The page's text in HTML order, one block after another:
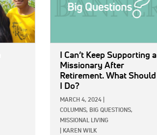
I Can’t Keep Supporting a
Missionary After
Retirement. What Should
I Do?
MARCH 4, 2024
COLUMNS, BIG QUESTIONS,
MISSIONAL LIVING
KAREN WILK